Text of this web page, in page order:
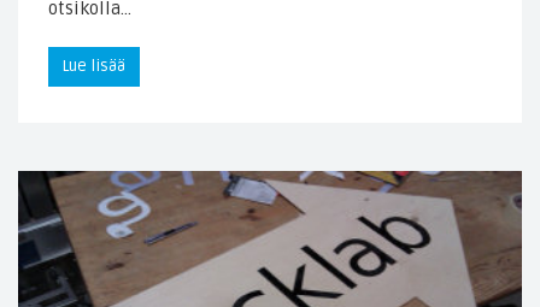
otsikolla…
Lue lisää